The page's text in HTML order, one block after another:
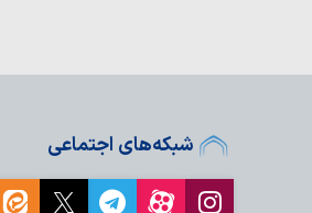
سفری ایمن
شبکه‌های اجتماعی